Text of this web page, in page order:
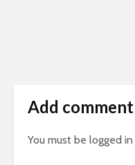
Add comment
You must be logged in